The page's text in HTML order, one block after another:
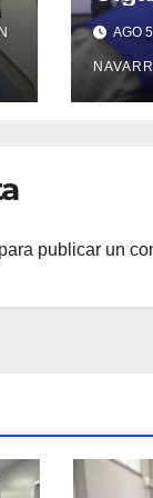
deAGO
para publicar un